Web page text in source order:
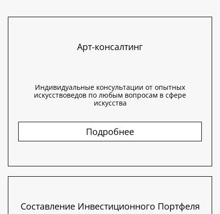
Арт-консалтинг
Индивидуальные консультации от опытных
искусствоведов по любым вопросам в сфере
искусства
Подробнее
Составление Инвестиционного Портфеля